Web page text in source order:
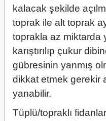
kalacak şekilde
toprak ile alt toprak
toprakla az miktarda
karıştırılıp çukur
gübresinin yanmış
dikkat etmek gerekir
yanabilir.
Tüplü/topraklı